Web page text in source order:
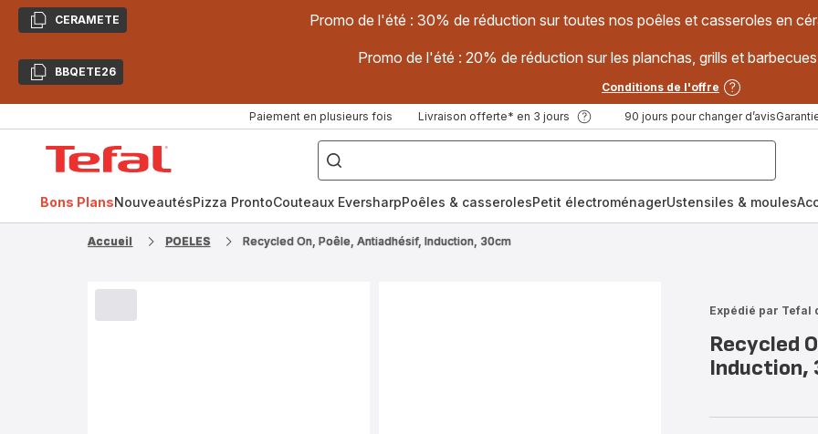
CopierCERAMETE Promo de l'été : 30% de réduction sur toutes nos poêles et casseroles en
CopierBBQETE26
Promo de l'été : 20% de réduction sur les planchas, grills et
Conditions de l'offre
Paiement en plusieurs fois Livraison offerte* en 3 jours 90 jours pour changer d’avis
["Poêles
inox,
Cake
Factory,
Bons PlansNouveautésPizza ProntoCouteaux EversharpPoêles & casserolesPetit électroménagerUstensiles & moules
Accueil POELES Recycled On, Poêle, Antiadhésif, Induction, 30cm
Expédié par Tefal
Recycled
Induction,